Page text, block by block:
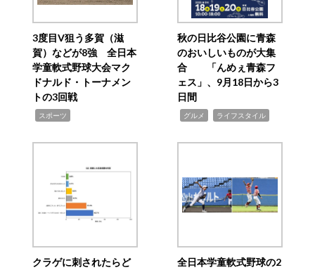
3度目V狙う多賀（滋
賀）などが8強 全日本
学童軟式野球大会マク
ドナルド・トーナメン
トの3回戦
スポーツ
秋の日比谷公園に青森
のおいしいものが大集
合 「んめぇ青森フ
ェス」、9月18日から3
日間
グルメ ライフスタイル
クラゲに刺されたらど
全日本学童軟式野球の2